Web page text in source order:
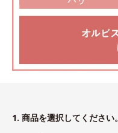
1. 商品を選択してください。